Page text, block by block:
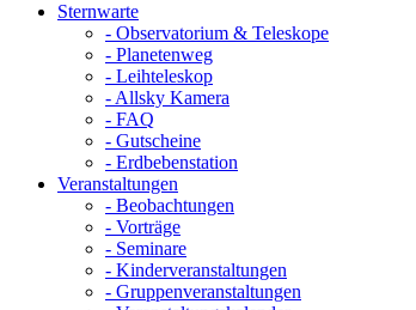
Sternwarte
- Observatorium & Teleskope
- Planetenweg
- Leihteleskop
- Allsky Kamera
- FAQ
- Gutscheine
- Erdbebenstation
Veranstaltungen
- Beobachtungen
- Vorträge
- Seminare
- Kinderveranstaltungen
- Gruppenveranstaltungen